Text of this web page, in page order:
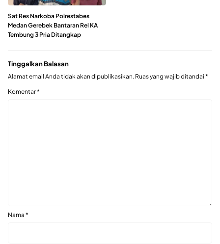
Sat Res Narkoba Polrestabes
Medan Gerebek Bantaran Rel KA
Tembung 3 Pria Ditangkap
Tinggalkan Balasan
Alamat email Anda tidak akan dipublikasikan. Ruas yang wajib ditandai *
Komentar*
Nama *